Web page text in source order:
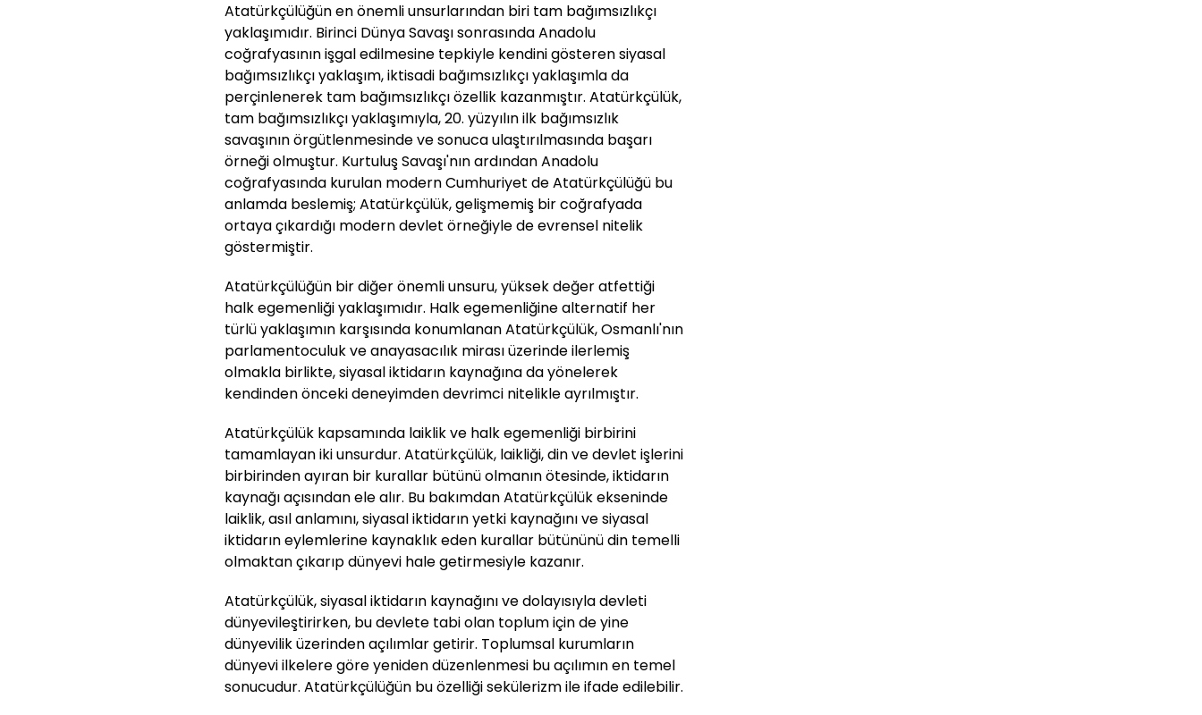
Atatürkçülüğün en önemli unsurlarından biri tam bağımsızlıkçı
yaklaşımıdır. Birinci Dünya Savaşı sonrasında Anadolu
coğrafyasının işgal edilmesine tepkiyle kendini gösteren siyasal
bağımsızlıkçı yaklaşım, iktisadi bağımsızlıkçı yaklaşımla da
perçinlenerek tam bağımsızlıkçı özellik kazanmıştır. Atatürkçülük,
tam bağımsızlıkçı yaklaşımıyla, 20. yüzyılın ilk bağımsızlık
savaşının örgütlenmesinde ve sonuca ulaştırılmasında başarı
örneği olmuştur. Kurtuluş Savaşı'nın ardından Anadolu
coğrafyasında kurulan modern Cumhuriyet de Atatürkçülüğü bu
anlamda beslemiş; Atatürkçülük, gelişmemiş bir coğrafyada
ortaya çıkardığı modern devlet örneğiyle de evrensel nitelik
göstermiştir.
Atatürkçülüğün bir diğer önemli unsuru, yüksek değer atfettiği
halk egemenliği yaklaşımıdır. Halk egemenliğine alternatif her
türlü yaklaşımın karşısında konumlanan Atatürkçülük, Osmanlı'nın
parlamentoculuk ve anayasacılık mirası üzerinde ilerlemiş
olmakla birlikte, siyasal iktidarın kaynağına da yönelerek
kendinden önceki deneyimden devrimci nitelikle ayrılmıştır.
Atatürkçülük kapsamında laiklik ve halk egemenliği birbirini
tamamlayan iki unsurdur. Atatürkçülük, laikliği, din ve devlet işlerini
birbirinden ayıran bir kurallar bütünü olmanın ötesinde, iktidarın
kaynağı açısından ele alır. Bu bakımdan Atatürkçülük ekseninde
laiklik, asıl anlamını, siyasal iktidarın yetki kaynağını ve siyasal
iktidarın eylemlerine kaynaklık eden kurallar bütününü din temelli
olmaktan çıkarıp dünyevi hale getirmesiyle kazanır.
Atatürkçülük, siyasal iktidarın kaynağını ve dolayısıyla devleti
dünyevileştirirken, bu devlete tabi olan toplum için de yine
dünyevilik üzerinden açılımlar getirir. Toplumsal kurumların
dünyevi ilkelere göre yeniden düzenlenmesi bu açılımın en temel
sonucudur. Atatürkçülüğün bu özelliği sekülerizm ile ifade edilebilir.